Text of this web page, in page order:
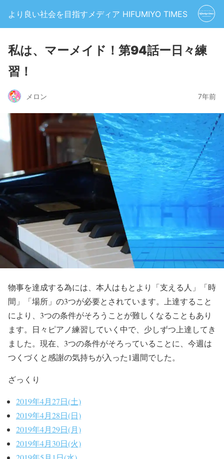
より良い社会を目指すメディア HIFUMIYO TIMES
私は、マーメイド！第94話ー日々練
習！
メロン 7年前
物事を達成する為には、本人はもとより「支える人」「時
間」「場所」の3つが必要とされています。上達すること
により、3つの条件がそろうことが難しくなることもあり
ます。日々ピアノ練習していく中で、少しずつ上達してき
ました。現在、3つの条件がそろっていることに、今週は
つくづくと感謝の気持ちが入った1週間でした。
ざっくり
2019年4月27日(土)
2019年4月28日(日)
2019年4月29日(月)
2019年4月30日(火)